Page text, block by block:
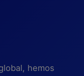
hemos